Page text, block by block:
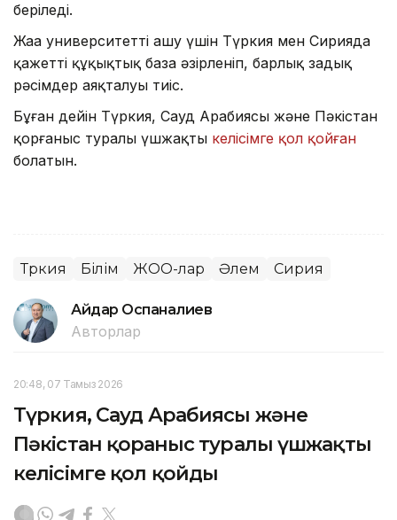
беріледі.
Жаңа университетті ашу үшін Түркия мен Сирияда
қажетті құқықтық база әзірленіп, барлық заңдық
рәсімдер аяқталуы тиіс.
Бұған дейін Түркия, Сауд Арабиясы және Пәкістан
қорғаныс туралы үшжақты келісімге қол қойған
болатын.
Түркия Білім ЖОО-лар Әлем Сирия
Айдар Оспаналиев
Авторлар
20:48, 07 Тамыз 2026
Түркия, Сауд Арабиясы және
Пәкістан қорғаныс туралы үшжақты
келісімге қол қойды